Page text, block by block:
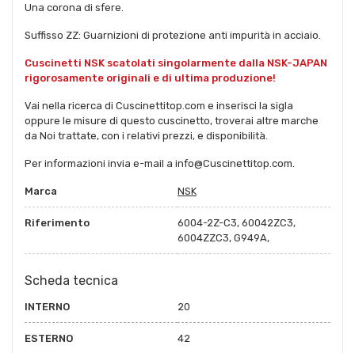
Una corona di sfere.
Suffisso ZZ: Guarnizioni di protezione anti impurità in acciaio.
Cuscinetti NSK scatolati singolarmente dalla NSK-JAPAN
rigorosamente originali e di ultima produzione!
Vai nella ricerca di Cuscinettitop.com e inserisci la sigla
oppure le misure di questo cuscinetto, troverai altre marche
da Noi trattate, con i relativi prezzi, e disponibilità.
Per informazioni invia e-mail a info@Cuscinettitop.com.
Marca NSK
Riferimento
6004-2Z-C3, 60042ZC3,
6004ZZC3, G949A,
Scheda tecnica
INTERNO 20
ESTERNO 42